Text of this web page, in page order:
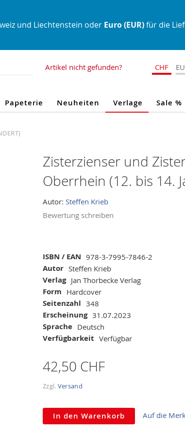
und Liechtenstein oder Euro (EUR)für die
Artikel nicht gefunden? CHF
Papeterie Neuheiten Verlage Sale %
Zisterzienser und
Oberrhein (12. bis 14.
Autor: Steffen Krieb
Bewertung schreiben
Mehr
Informationen
ISBN / EAN 978-3-7995-7846-2
Autor Steffen Krieb
Verlag Jan Thorbecke Verlag
Form Hardcover
Seitenzahl 348
Erscheinung 31.07.2023
Sprache Deutsch
Verfügbarkeit Verfügbar
42,50 CHF
Zzgl. Versand
In den Warenkorb Auf die